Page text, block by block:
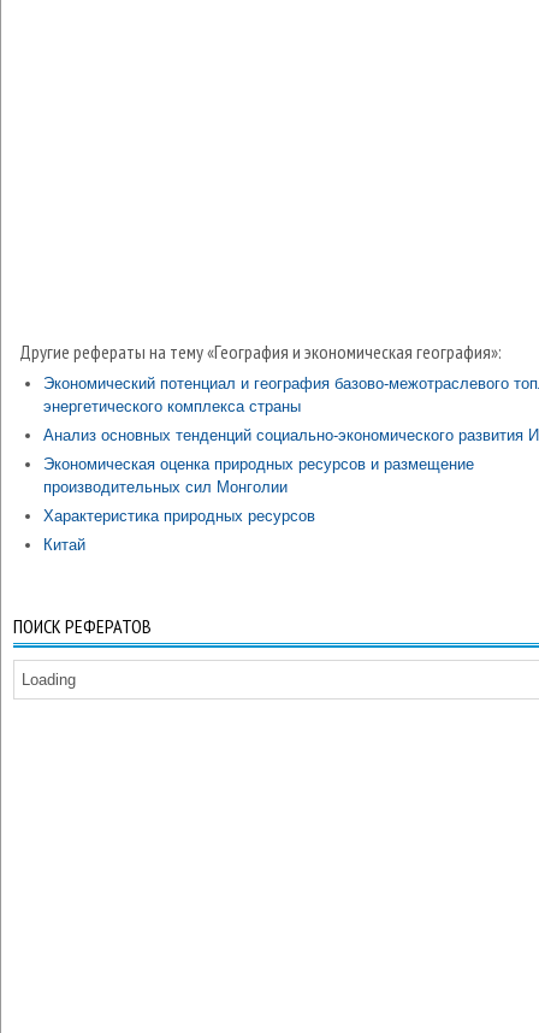
Другие рефераты на тему «География и экономическая география»:
Экономический потенциал и география базово-межотраслевого
энергетического комплекса страны
Анализ основных тенденций социально-экономического развития
Экономическая оценка природных ресурсов и размещение
производительных сил Монголии
Характеристика природных ресурсов
Китай
ПОИСК РЕФЕРАТОВ
Loading